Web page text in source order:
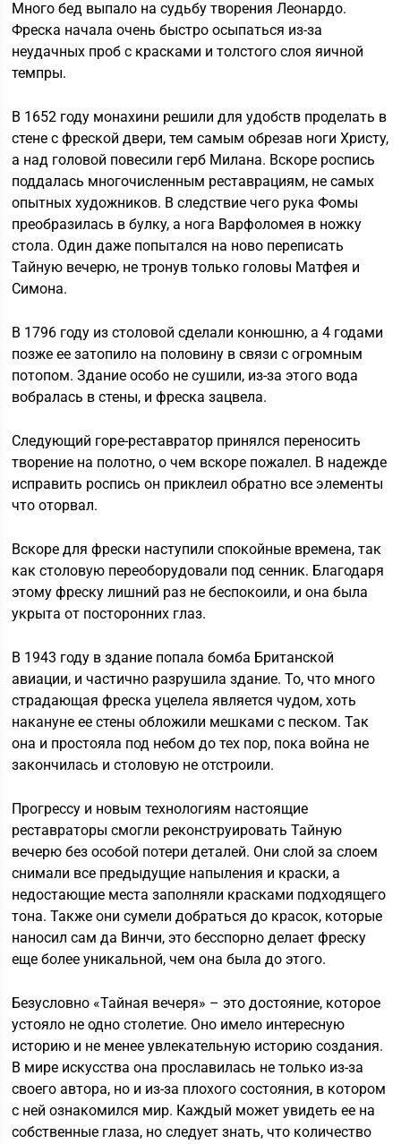
Много бед выпало на судьбу творения Леонардо.
Фреска начала очень быстро осыпаться из-за
неудачных проб с красками и толстого слоя яичной
темпры.
В 1652 году монахини решили для удобств проделать в
стене с фреской двери, тем самым обрезав ноги Христу,
а над головой повесили герб Милана. Вскоре роспись
поддалась многочисленным реставрациям, не самых
опытных художников. В следствие чего рука Фомы
преобразилась в булку, а нога Варфоломея в ножку
стола. Один даже попытался на ново переписать
Тайную вечерю, не тронув только головы Матфея и
Симона.
В 1796 году из столовой сделали конюшню, а 4 годами
позже ее затопило на половину в связи с огромным
потопом. Здание особо не сушили, из-за этого вода
вобралась в стены, и фреска зацвела.
Следующий горе-реставратор принялся переносить
творение на полотно, о чем вскоре пожалел. В надежде
исправить роспись он приклеил обратно все элементы
что оторвал.
Вскоре для фрески наступили спокойные времена, так
как столовую переоборудовали под сенник. Благодаря
этому фреску лишний раз не беспокоили, и она была
укрыта от посторонних глаз.
В 1943 году в здание попала бомба Британской
авиации, и частично разрушила здание. То, что много
страдающая фреска уцелела является чудом, хоть
накануне ее стены обложили мешками с песком. Так
она и простояла под небом до тех пор, пока война не
закончилась и столовую не отстроили.
Прогрессу и новым технологиям настоящие
реставраторы смогли реконструировать Тайную
вечерю без особой потери деталей. Они слой за слоем
снимали все предыдущие напыления и краски, а
недостающие места заполняли красками подходящего
тона. Также они сумели добраться до красок, которые
наносил сам да Винчи, это бесспорно делает фреску
еще более уникальной, чем она была до этого.
Безусловно «Тайная вечеря» – это достояние, которое
устояло не одно столетие. Оно имело интересную
историю и не менее увлекательную историю создания.
В мире искусства она прославилась не только из-за
своего автора, но и из-за плохого состояния, в котором
с ней ознакомился мир. Каждый может увидеть ее на
собственные глаза, но следует знать, что количество